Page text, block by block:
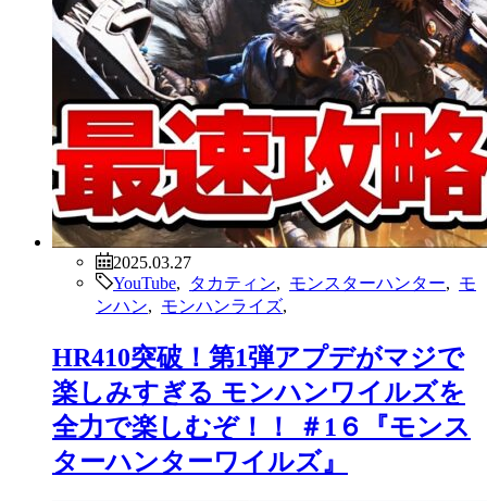
2025.03.27
YouTube
タカティン モンスターハンター
モ
ンハン
モンハンライズ
HR410突破！第1弾アプデがマジで
楽しみすぎる モンハンワイルズを
全力で楽しむぞ！！ ＃1６『モンス
ターハンターワイルズ』